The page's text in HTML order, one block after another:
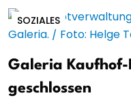
SOZIALES
Galeria
geschlossen